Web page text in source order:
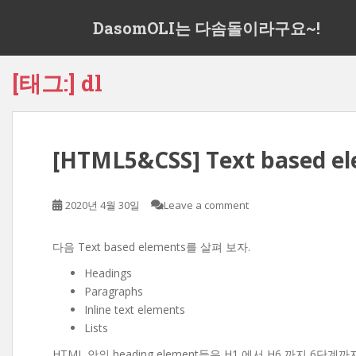
DasomOLI는 다솜돌이라구요~!
[태그:] dl
[HTML5&CSS] Text based
2020년 4월 30일 Leave a comment
다음 Text based elements를 살펴 보자.
Headings
Paragraphs
Inline text elements
Lists